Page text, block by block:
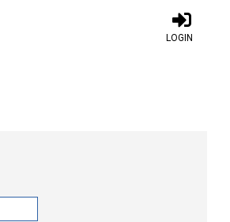
LOGIN